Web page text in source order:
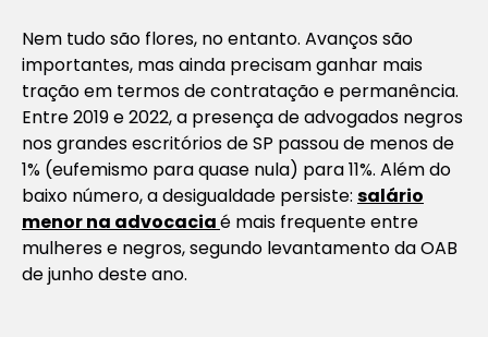
Nem tudo são flores, no entanto. Avanços são
importantes, mas ainda precisam ganhar mais
tração em termos de contratação e permanência.
Entre 2019 e 2022, a presença de advogados negros
nos grandes escritórios de SP passou de menos de
1% (eufemismo para quase nula) para 11%. Além do
baixo número, a desigualdade persiste: salário
menor na advocaciaé mais frequente entre
mulheres e negros, segundo levantamento da OAB
de junho deste ano.